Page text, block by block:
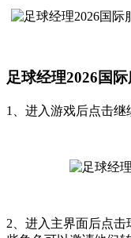
足球经理2026国
1、进入游戏后点击继
2、进入主界面后点